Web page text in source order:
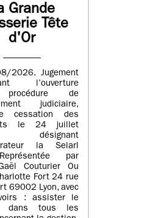
Grande
Tête
d'Or
2026. Jugement
l’ouverture
procédure de
judiciaire,
cessation des
le 24 juillet
désignant
la Selarl
par
Couturier Ou
Fort 24 rue
69002 Lyon, avec
: assister le
dans tous les